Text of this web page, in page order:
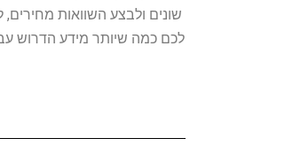
שונים ולבצע השוואות
לכם כמה שיותר מידע הדרוש